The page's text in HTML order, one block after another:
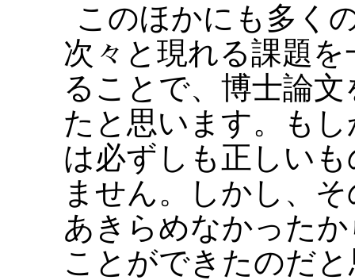
このほかにも多く
次々と現れる課題
ることで、博士論
たと思います。も
は必ずしも正しい
ません。しかし、
あきらめなかった
ことができたのだ